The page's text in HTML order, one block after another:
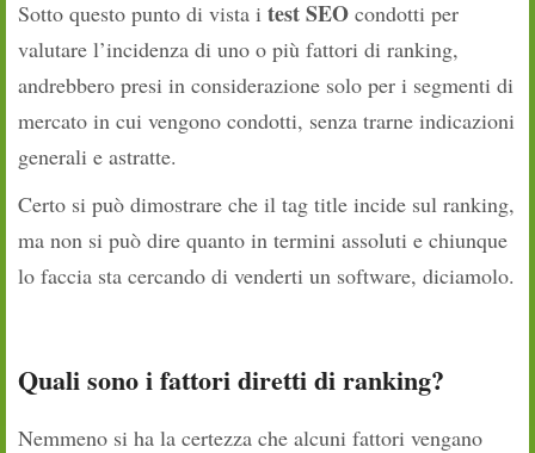
Sotto questo punto di vista i test SEO condotti per
valutare l’incidenza di uno o più fattori di ranking,
andrebbero presi in considerazione solo per i segmenti di
mercato in cui vengono condotti, senza trarne indicazioni
generali e astratte.
Certo si può dimostrare che il tag title incide sul ranking,
ma non si può dire quanto in termini assoluti e chiunque
lo faccia sta cercando di venderti un software, diciamolo.
Quali sono i fattori diretti di ranking?
Nemmeno si ha la certezza che alcuni fattori vengano